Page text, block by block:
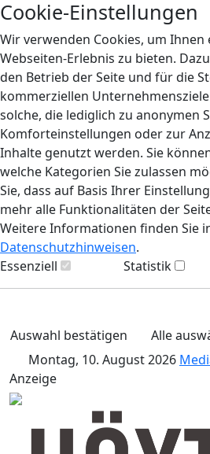
Cookie-Einstellungen
Wir verwenden Cookies, um Ihnen
Webseiten-Erlebnis zu bieten.
den Betrieb der Seite und für die
kommerziellen
solche, die lediglich zu anonymen
Komforteinstellungen oder zur
Inhalte genutzt werden. Sie
welche Kategorien Sie zulassen
Sie, dass auf Basis Ihrer
mehr alle Funktionalitäten der
Weitere Informationen finden Sie
Datenschutzhinweisen.
Essenziell
Statistik
Auswahl bestätigen
Alle
Montag, 10. August 2026
Anzeige